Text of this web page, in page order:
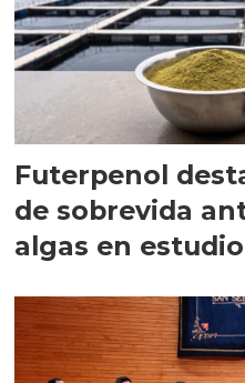
Futerpenol
de sobrevida
algas en